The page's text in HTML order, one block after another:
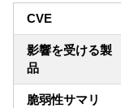
CVE
影響を受ける製
品
脆弱性サマリ